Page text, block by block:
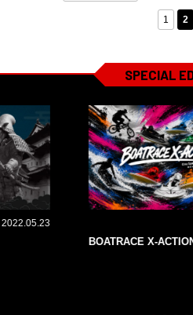
1 2
SPECIAL
2022.05.23
BOATRACE X-